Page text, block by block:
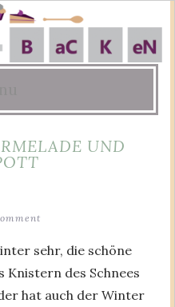
UND
sehr, die schöne
des Schnees
hat auch der Winter